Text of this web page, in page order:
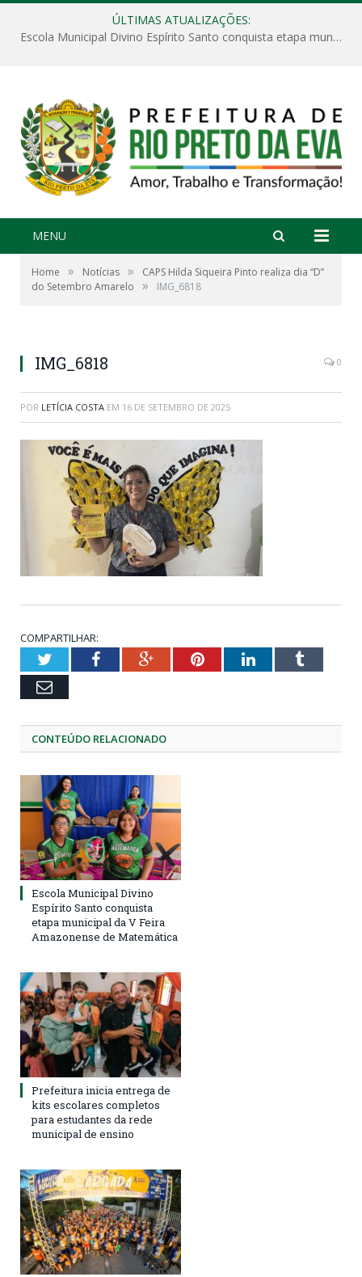
ÚLTIMAS ATUALIZAÇÕES:
Escola Municipal Divino Espírito Santo conquista etapa municipal da V Feira Amazonense de Matemática
MENU
Home » Notícias »
CAPS Hilda Siqueira Pinto realiza dia “D”
do Setembro Amarelo
» IMG_6818
IMG_6818 0
POR LETÍCIA COSTA EM 16 DE SETEMBRO DE 2025
COMPARTILHAR:
TwitterFacebookGoogle+PinterestLinkedInTumblr
Email
CONTEÚDO RELACIONADO
Escola Municipal Divino
Espírito Santo conquista
etapa municipal da V Feira
Amazonense de Matemática
Prefeitura inicia entrega de
kits escolares completos
para estudantes da rede
municipal de ensino